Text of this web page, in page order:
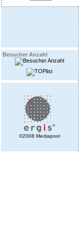
Besucher Anzahl
©2008 Mediapool